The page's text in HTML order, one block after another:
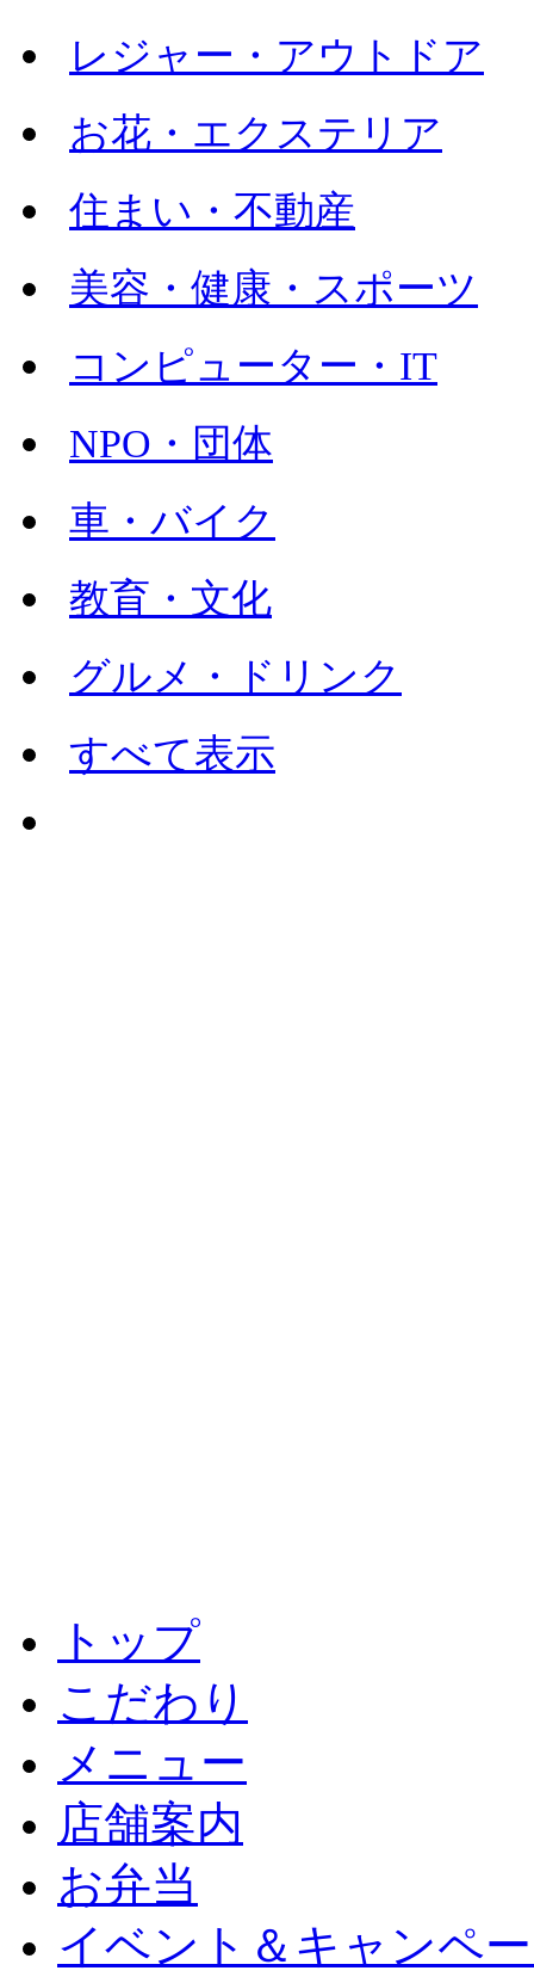
レジャー・アウトドア
お花・エクステリア
住まい・不動産
美容・健康・スポーツ
コンピューター・IT
NPO・団体
車・バイク
教育・文化
グルメ・ドリンク
すべて表示
トップ
こだわり
メニュー
店舗案内
お弁当
イベント＆キャンペ